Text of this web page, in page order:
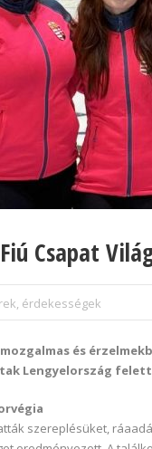
Csapat
érdekességek
és
Lengyelország
szereplésüket,